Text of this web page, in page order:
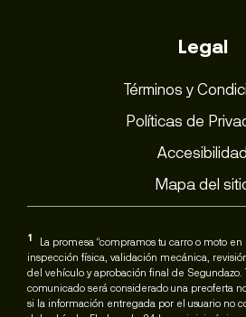
Legal
Términos y
Políticas de
Accesibilidad
Mapa del
1
La promesa “compramos tu carro o moto en
inspección física, validación mecánica,
del vehículo y aprobación final de Segundazo.
comunicado será considerado una preoferta
si la información entregada por el usuario no